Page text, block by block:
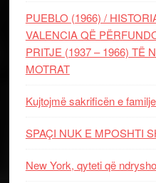
PUEBLO (1966) /
VALENCIA QË
PRITJE (1937 – 1966) TË
MOTRAT
Kujtojmë sakrificën e
SPAÇI NUK E MPOSHTI
New York, qyteti që